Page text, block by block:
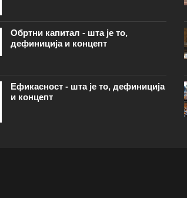
Обртни капитал - шта је то,
дефиниција и концепт
Ефикасност - шта је то, дефиниција
и концепт